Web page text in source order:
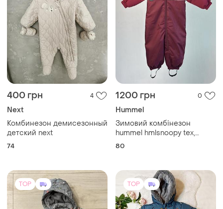
400 грн 4
Next
Комбинезон демисезонный
детский next
74
1200 грн 0
Hummel
Зимовий комбінезон
hummel hmlsnoopy tex,
розмір 80
80
TOP TOP